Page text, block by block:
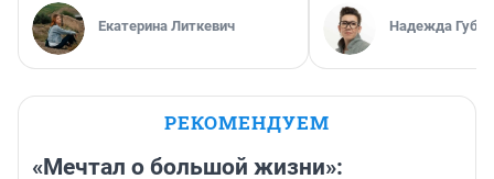
Екатерина Литкевич Надежда
РЕКОМЕНДУЕМ
«Мечтал о большой жизни»: